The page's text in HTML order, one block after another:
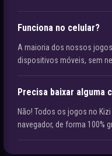
Funciona no celular?
A maioria dos nossos
dispositivos móveis, sem
Precisa baixar alguma
Não! Todos os jogos no
navegador, de forma 100%